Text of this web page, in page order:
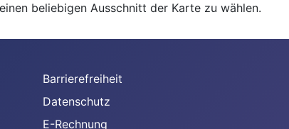
beliebigen Ausschnitt der Karte zu wählen.
Barrierefreiheit
Datenschutz
E-Rechnung